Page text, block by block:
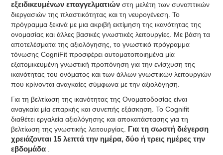
εξειδικευμένων επαγγελματιώνστη μελέτη των συναπτικών
διεργασιών της πλαστικότητας και τη νευρογένεση. Το
πρόγραμμα ξεκινά με μια ακριβή εκτίμηση της ικανότητας της
ονομασίας και άλλες βασικές γνωστικές λειτουργίες. Με βάση τα
αποτελέσματα της αξιολόγησης, το γνωστικό πρόγραμμα
τόνωσης CogniFit προσφέρει αυτοματοποιημένα μία
εξατομικευμένη γνωστική προπόνηση για την ενίσχυση της
ικανότητας του ονόματος και των άλλων γνωστικών λειτουργιών
που κρίνονται αναγκαίες σύμφωνα με την αξιολόγηση.
Για τη βελτίωση της ικανότητας της Ονοματοδοσίας είναι
αναγκαία μία επαρκής και συνεπής εξάσκηση. Το Cognifit
διαθέτει εργαλεία αξιολόγησης και αποκατάστασης για τη
βελτίωση της γνωστικής λειτουργίας.
Για τη σωστή διέγερση
χρειάζονται 15 λεπτά την ημέρα, δύο ή τρεις ημέρες την
εβδομάδα